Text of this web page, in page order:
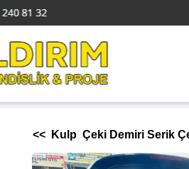
<< Kulp Çeki Demiri Serik